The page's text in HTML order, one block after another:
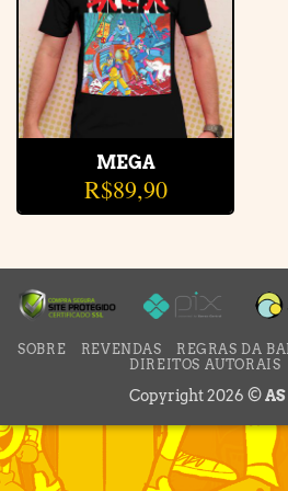
MEGA
R$89,90
SOBRE REVENDAS REGRAS DA
DIREITOS AUTORAIS
Copyright 2026 ©